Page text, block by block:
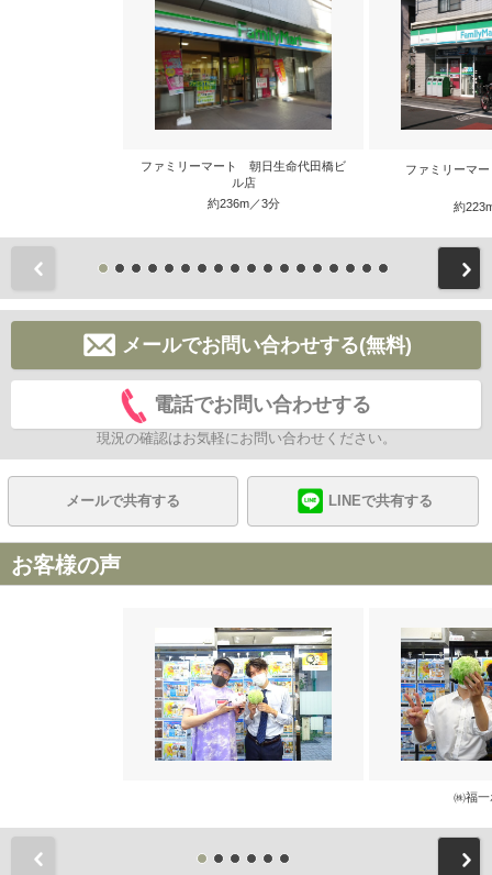
ファミリーマート 朝日生命代田橋ビ
ル店
約236m／3分
ファミリーマ
約
メールでお問い合わせする(無料)
電話でお問い合わせする
現況の確認はお気軽にお問い合わせください。
メールで共有する LINEで共有する
お客様の声
㈱福一